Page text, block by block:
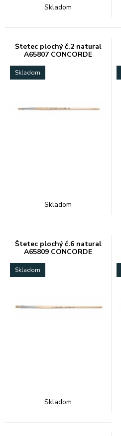
Skladom
Štetec plochý č.2 natural
A65807 CONCORDE
Skladom
Skladom
Štetec plochý č.6 natural
A65809 CONCORDE
Skladom
Skladom